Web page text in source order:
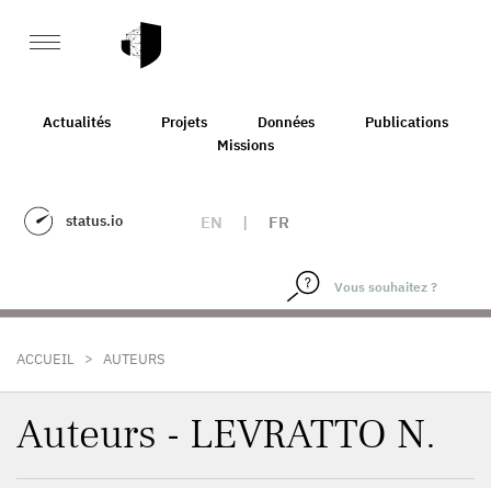
Actualités Projets Données
Publications
Missions
status.io EN | FR
ACCUEIL > AUTEURS
Auteurs - LEVRATTO N.